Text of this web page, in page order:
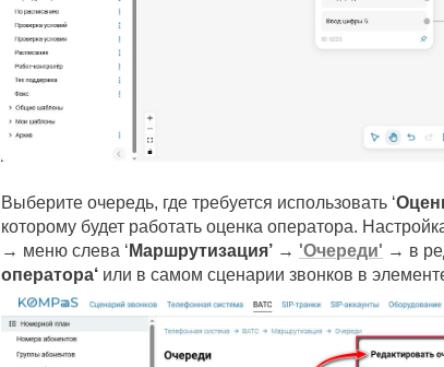
Выберите очередь, где требуется использовать ‘
которому будет работать оценка оператора.
→ меню слева ‘ Маршрутизация’ → 'Очереди' → в
оператора‘ или в самом сценарии звонков в